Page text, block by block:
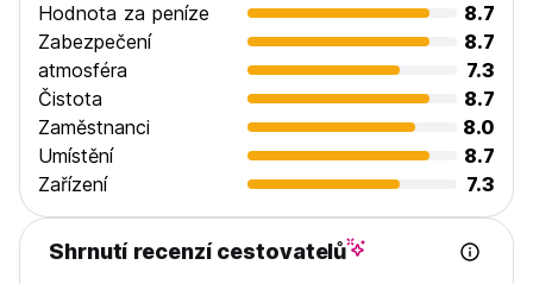
Hodnota za peníze
8.7
Zabezpečení
8.7
atmosféra
7.3
Čistota
8.7
Zaměstnanci
8.0
Umístění
8.7
Zařízení
7.3
Shrnutí recenzí cestovatelů